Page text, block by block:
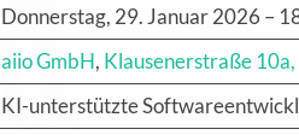
Donnerstag, 29. Januar 2026 –
aiio GmbH, Klausenerstraße
KI-unterstützte